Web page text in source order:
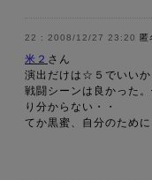
2008/12/27 23:20 匿
米２ さん
演出だけは☆５でいいか
戦闘シーンは良かった
り分からない・・
てか黒蜜、自分のため